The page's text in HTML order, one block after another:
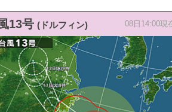
13号 (ドルフィン) 08日14:00現